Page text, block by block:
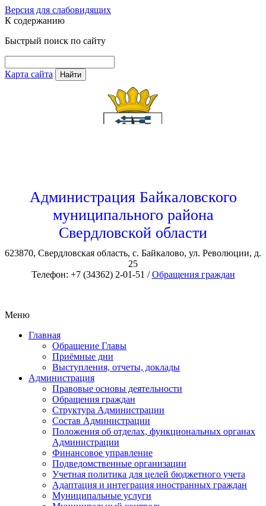
Версия для слабовидящих
К содержанию
Быстрый поиск по сайту
Карта сайта Найти
Администрация Байкаловского
муниципального района
Свердловской области
623870, Свердловская область, с. Байкалово, ул. Революции, д.
25
Телефон: +7 (34362) 2-01-51 /Обращения граждан
Меню
Главная
Обращение Главы
Приёмные дни
Выступления, отчеты, доклады
Администрация
Правовые основы деятельности
Обращения граждан
Структура Администрации
Состав Администрации
Положения об отделах, функциональных органах
Администрации
Финансовое управление
Подведомственные организации
Учетная политика для целей бюджетного учета
Адаптация и интеграция иностранных граждан
Муниципальные услуги